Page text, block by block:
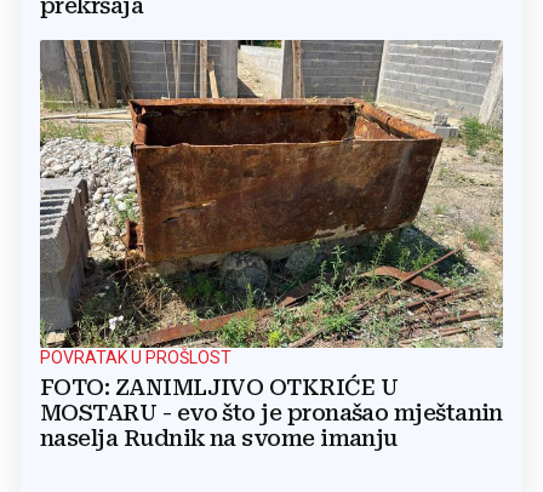
prekršaja
POVRATAK U PROŠLOST
FOTO: ZANIMLJIVO OTKRIĆE U
MOSTARU - evo što je pronašao mještanin
naselja Rudnik na svome imanju